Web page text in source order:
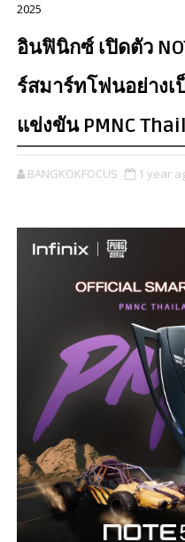
2025
อินฟินิกซ์ เปิดตัว
ร์สมาร์ทโฟนอย่างเ
แข่งขัน PMNC
BANGKOKFOCUS 1 year